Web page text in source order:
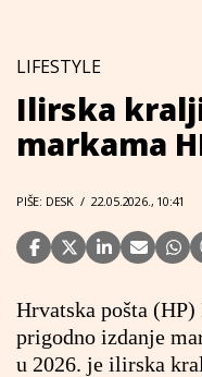
LIFESTYLE
Ilirska
markama
PIŠE: DESK / 22.05.2026., 10:41
Hrvatska pošta
prigodno izdanje
u 2026. je ilirska